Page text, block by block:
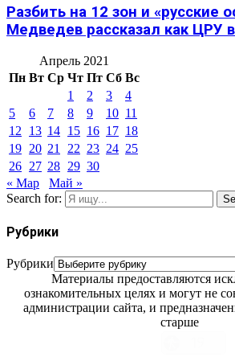
Разбить на 12 зон и «русские
Медведев рассказал как ЦРУ
Апрель 2021
Пн Вт Ср Чт Пт Сб Вс
1
2 3
4
5
6 7 8 9 10 11
12
13 14 15 16 17 18
19 20 21 22 23 24 25
26 27 28 29 30
« Мар
Май »
Search for:
Рубрики
Рубрики
Материалы предоставляются
ознакомительных целях и могут не
администрации сайта, и
старше